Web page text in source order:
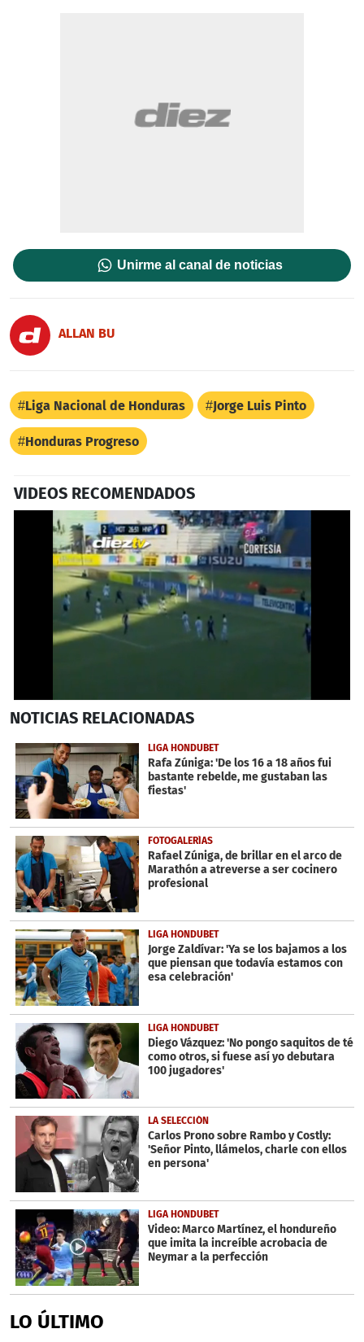
Unirme al canal de noticias
ALLAN BU
Liga Nacional de Honduras Jorge Luis Pinto
Honduras Progreso
VIDEOS RECOMENDADOS
seconds
37
seconds
NOTICIAS RELACIONADAS
LIGA HONDUBET
Rafa Zúniga: 'De los 16 a 18 años fui
bastante rebelde, me gustaban las
fiestas'
FOTOGALERÍAS
Rafael Zúniga, de brillar en el arco de
Marathón a atreverse a ser cocinero
profesional
LIGA HONDUBET
Jorge Zaldívar: 'Ya se los bajamos a los
que piensan que todavía estamos con
esa celebración'
LIGA HONDUBET
Diego Vázquez: 'No pongo saquitos de té
como otros, si fuese así yo debutara
100 jugadores'
LA SELECCIÓN
Carlos Prono sobre Rambo y Costly:
'Señor Pinto, llámelos, charle con ellos
en persona'
LIGA HONDUBET
Video: Marco Martínez, el hondureño
que imita la increíble acrobacia de
Neymar a la perfección
LO ÚLTIMO